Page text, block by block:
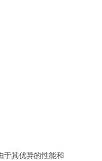
其优异的性能和